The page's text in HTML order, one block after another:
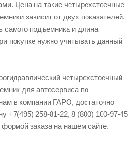
Цена на такие четырехстоечные
зависит от двух показателей,
самого подъемника и длина
покупке нужно учитывать данный
четырехстоечный
для автосервиса по
в компании ГАРО, достаточно
+7(495) 258-81-22, 8 (800) 100-97-45
формой заказа на нашем сайте.